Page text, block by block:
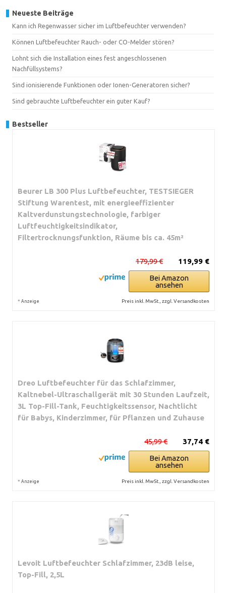
Neueste Beiträge
Kann ich Regenwasser sicher im Luftbefeuchter verwenden?
Können Luftbefeuchter Rauch- oder CO-Melder stören?
Lohnt sich die Installation eines fest angeschlossenen
Nachfüllsystems?
Sind ionisierende Funktionen oder Ionen-Generatoren sicher?
Sind gebrauchte Luftbefeuchter ein guter Kauf?
Bestseller
Beurer LB 300 Plus Luftbefeuchter, TESTSIEGER
Stiftung Warentest, mit energieeffizienter
Kaltverdunstungstechnologie, farbiger
Luftfeuchtigkeitsindikator,
Filtertrocknungsfunktion, Räume bis ca. 45m²
119,99 €
179,99 €
Bei Amazon
ansehen
* Anzeige Preis inkl. MwSt., zzgl. Versandkosten
Dreo Luftbefeuchter für das Schlafzimmer,
Kaltnebel-Ultraschallgerät mit 30 Stunden Laufzeit,
3L Top-Fill-Tank, Feuchtigkeitssensor, Nachtlicht
für Babys, Kinderzimmer, für Pflanzen und Zuhause
37,74 €
45,99 €
Bei Amazon
ansehen
* Anzeige Preis inkl. MwSt., zzgl. Versandkosten
Levoit Luftbefeuchter Schlafzimmer, 23dB leise,
Top-Fill, 2,5L